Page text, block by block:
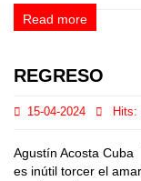
Read more
REGRESO
15-04-2024 Hits:
Agustín Acosta
es inútil torcer el